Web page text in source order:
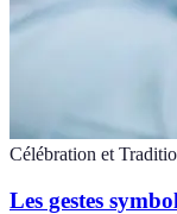
Célébration et
Les gestes